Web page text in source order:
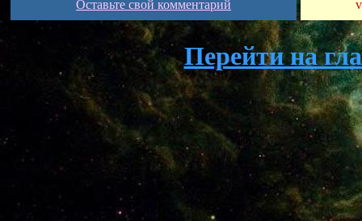
Оставьте свой комментарий
Перейти на